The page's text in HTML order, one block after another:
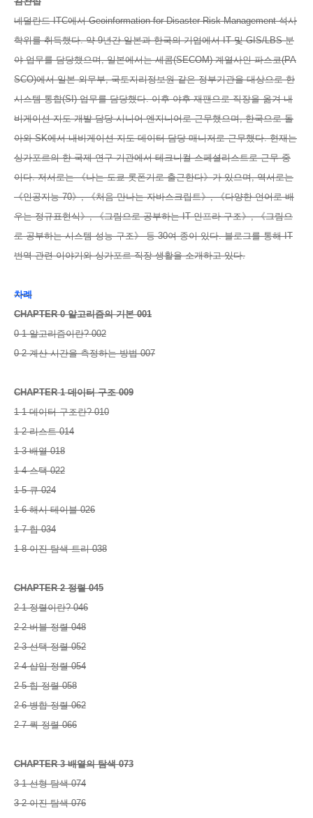
네덜란드 ITC에서 Geoinformation for Disaster Risk Management 석사
학위를 취득했다. 약 9년간 일본과 한국의 기업에서 IT 및 GIS/LBS 분
야 업무를 담당했으며, 일본에서는 세콤(SECOM) 계열사인 파스코(PA
SCO)에서 일본 외무부, 국토지리정보원 같은 정부기관을 대상으로 한
시스템 통합(SI) 업무를 담당했다. 이후 야후 재팬으로 직장을 옮겨 내
비게이션 지도 개발 담당 시니어 엔지니어로 근무했으며, 한국으로 돌
아와 SK에서 내비게이션 지도 데이터 담당 매니저로 근무했다. 현재는
싱가포르의 한 국제 연구 기관에서 테크니컬 스페셜리스트로 근무 중
이다. 저서로는 《나는 도쿄 롯폰기로 출근한다》가 있으며, 역서로는
《인공지능 70》, 《처음 만나는 자바스크립트》, 《다양한 언어로 배
우는 정규표현식》, 《그림으로 공부하는 IT 인프라 구조》, 《그림으
로 공부하는 시스템 성능 구조》 등 30여 종이 있다. 블로그를 통해 IT
번역 관련 이야기와 싱가포르 직장 생활을 소개하고 있다.
차례
CHAPTER 0 알고리즘의 기본 001
0-1 알고리즘이란? 002
0-2 계산 시간을 측정하는 방법 007
CHAPTER 1 데이터 구조 009
1-1 데이터 구조란? 010
1-2 리스트 014
1-3 배열 018
1-4 스택 022
1-5 큐 024
1-6 해시 테이블 026
1-7 힙 034
1-8 이진 탐색 트리 038
CHAPTER 2 정렬 045
2-1 정렬이란? 046
2-2 버블 정렬 048
2-3 선택 정렬 052
2-4 삽입 정렬 054
2-5 힙 정렬 058
2-6 병합 정렬 062
2-7 퀵 정렬 066
CHAPTER 3 배열의 탐색 073
3-1 선형 탐색 074
3-2 이진 탐색 076